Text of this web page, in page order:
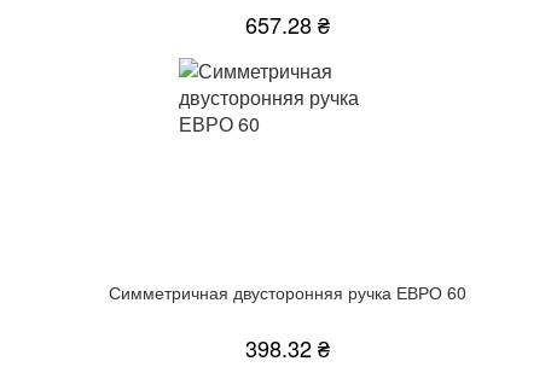
657.28 ₴
Симметричная двусторонняя ручка ЕВРО 60
398.32 ₴